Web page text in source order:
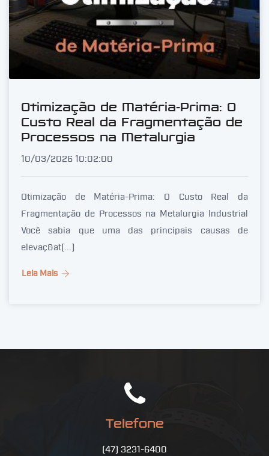
Otimização de Matéria-Prima: O
Custo Real da Fragmentação de
Processos na Metalurgia
10/03/2026 10:02:00
Otimização de Matéria-Prima: O Custo Real da
Fragmentação de Processos na Metalurgia Industrial
Você sabia que uma das principais causas de
elevaç&at[...]
Leia Mais
Telefone
(47) 3231-6400